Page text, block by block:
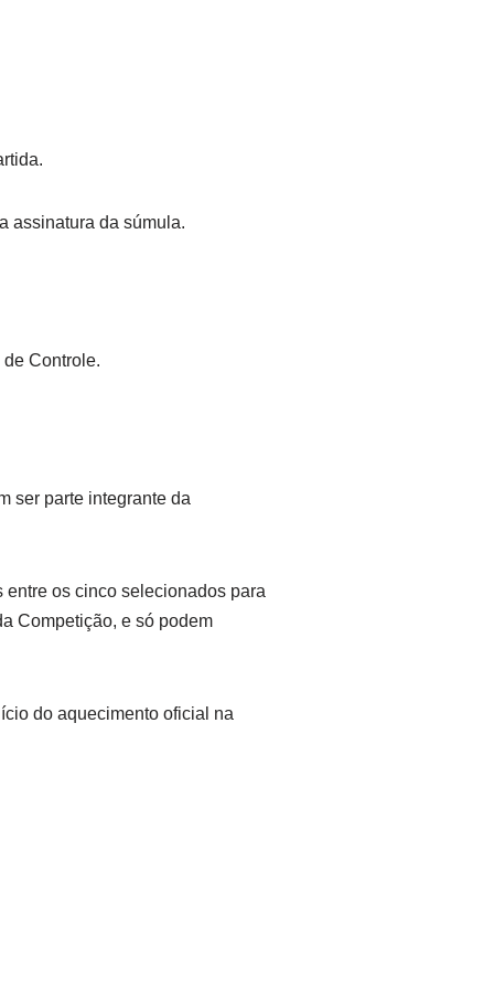
assinatura da súmula.
Controle.
ser parte integrante da
os cinco selecionados para
Competição, e só podem
do aquecimento oficial na